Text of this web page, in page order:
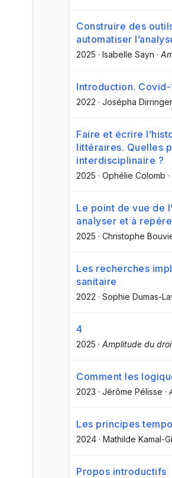
Construire des
automatiser
2025 · Isabelle Sayn ·
Introduction.
2022 · Josépha Dirringer
Faire et écrire
littéraires. Quelles
interdisciplinaire ?
2025 · Ophélie Colomb ·
Le point de vue de
analyser et à
2025 · Christophe
Les recherches
sanitaire
2022 · Sophie Dumas-
4
2025 · Amplitude du
Comment les
2023 · Jérôme Pélisse ·
Les principes
2024 · Mathilde Kamal-
Propos introductifs